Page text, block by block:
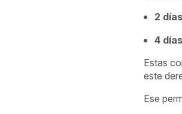
2 días
4 días
Estas
este
Ese